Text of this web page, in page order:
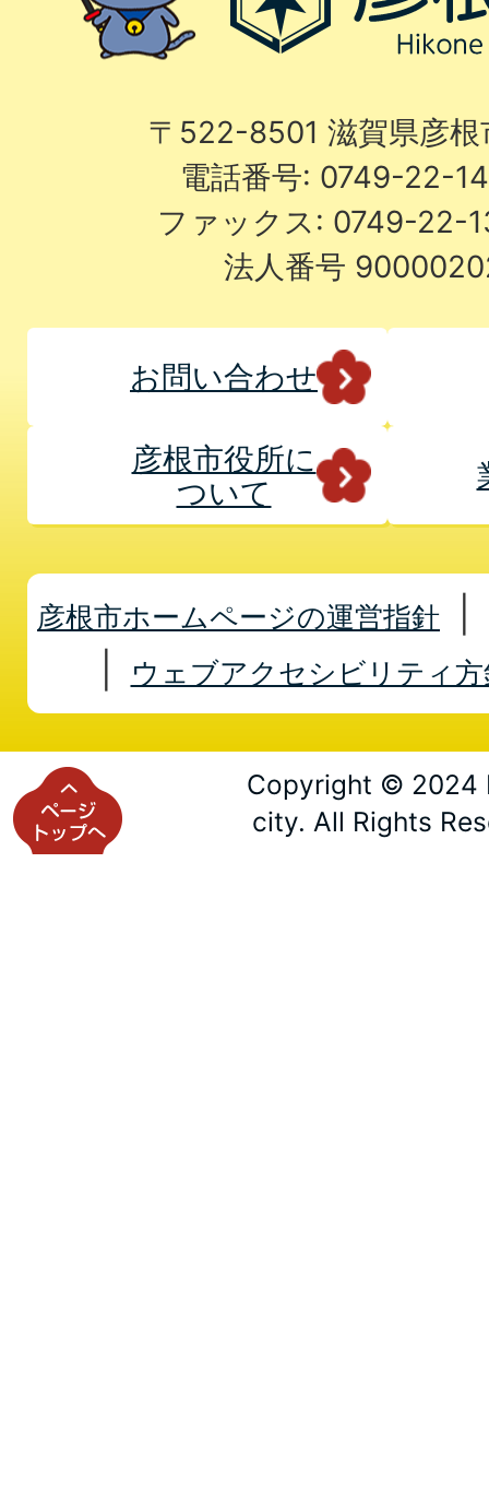
〒522-8501 滋賀県彦
電話番号: 0749-22-
ファックス: 0749-22-
法人番号
お問い合わせ
彦根市役所に
ついて
彦根市ホームページの運営指針
ウェブアクセシビリティ方
Copyright © 2024
city. All Rights